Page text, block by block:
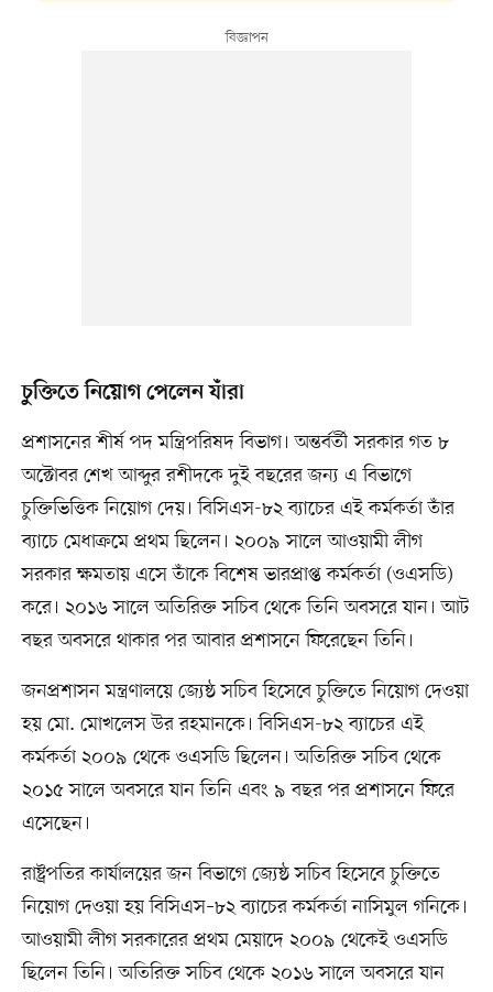
চুক্তিতে নিয়োগ পেলেন যাঁরা
প্রশাসনের শীর্ষ পদ মন্ত্রিপরিষদ বিভাগ। অন্তর্বর্তী সরকার গত ৮
অক্টোবর শেখ আব্দুর রশীদকে দুই বছরের জন্য এ বিভাগে
চুক্তিভিত্তিক নিয়োগ দেয়। বিসিএস-৮২ ব্যাচের এই কর্মকর্তা তাঁর
ব্যাচে মেধাক্রমে প্রথম ছিলেন। ২০০৯ সালে আওয়ামী লীগ
সরকার ক্ষমতায় এসে তাঁকে বিশেষ ভারপ্রাপ্ত কর্মকর্তা (ওএসডি)
করে। ২০১৬ সালে অতিরিক্ত সচিব থেকে তিনি অবসরে যান। আট
বছর অবসরে থাকার পর আবার প্রশাসনে ফিরেছেন তিনি।
জনপ্রশাসন মন্ত্রণালয়ে জ্যেষ্ঠ সচিব হিসেবে চুক্তিতে নিয়োগ দেওয়া
হয় মো. মোখলেস উর রহমানকে। বিসিএস-৮২ ব্যাচের এই
কর্মকর্তা ২০০৯ থেকে ওএসডি ছিলেন। অতিরিক্ত সচিব থেকে
২০১৫ সালে অবসরে যান তিনি এবং ৯ বছর পর প্রশাসনে ফিরে
এসেছেন।
রাষ্ট্রপতির কার্যালয়ের জন বিভাগে জ্যেষ্ঠ সচিব হিসেবে চুক্তিতে
নিয়োগ দেওয়া হয় বিসিএস–৮২ ব্যাচের কর্মকর্তা নাসিমুল গনিকে।
আওয়ামী লীগ সরকারের প্রথম মেয়াদে ২০০৯ থেকেই ওএসডি
ছিলেন তিনি। অতিরিক্ত সচিব থেকে ২০১৬ সালে অবসরে যান